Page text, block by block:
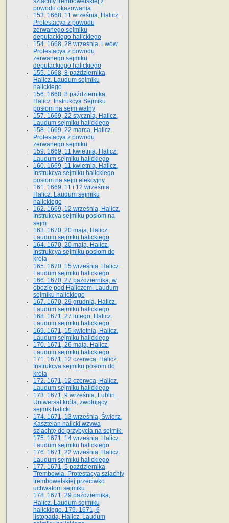
powodu okazowania
153. 1668, 11 września, Halicz.
Protestacya z powodu
zerwanego sejmiku
deputackiego halickiego
154. 1668, 28 września, Lwów.
Protestacya z powodu
zerwanego sejmiku
deputackiego halickiego
155. 1668, 8 października,
Halicz. Laudum sejmiku
halickiego
156. 1668, 8 października,
Halicz. Instrukcya Sejmiku
posłom na sejm walny
157. 1669, 22 stycznia, Halicz.
Laudum sejmiku halickiego
158. 1669, 22 marca, Halicz.
Protestacya z powodu
zerwanego sejmiku
159. 1669, 11 kwietnia, Halicz.
Laudum sejmiku halickiego
160. 1669, 11 kwietnia, Halicz.
Instrukcya sejmiku halickiego
posłom na sejm elekcyjny
161. 1669, 11 i 12 września,
Halicz. Laudum sejmiku
halickiego
162. 1669, 12 września, Halicz.
Instrukcya sejmiku posłom na
sejm
163. 1670, 20 maja, Halicz.
Laudum sejmiku halickiego
164. 1670, 20 maja, Halicz.
Instrukcya sejmiku posłom do
króla
165. 1670, 15 września, Halicz.
Laudum sejmiku halickiego
166. 1670, 27 października, w
obozie pod Haliczem. Laudum
sejmiku halickiego
167. 1670, 29 grudnia, Halicz.
Laudum sejmiku halickiego
168. 1671, 27 lutego, Halicz.
Laudum sejmiku halickiego
169. 1671, 15 kwietnia, Halicz.
Laudum sejmiku halickiego
170. 1671, 26 maja, Halicz.
Laudum sejmiku halickiego
171. 1671, 12 czerwca, Halicz.
Instrukcya sejmiku posłom do
króla
172. 1671, 12 czerwca, Halicz.
Laudum sejmiku halickiego
173. 1671, 9 września, Lublin.
Uniwersał króla, zwołujący
sejmik halicki
174. 1671, 13 września, Świerz.
Kasztelan halicki wzywa
szlachtę do przybycia na sejmik.
175. 1671, 14 września, Halicz.
Laudum sejmiku halickiego
176. 1671, 22 września, Halicz.
Laudum sejmiku halickiego
177. 1671, 5 października,
Trembowla. Protestacya szlachty
trembowelskiej przeciwko
uchwałom sejmiku
178. 1671, 29 października,
Halicz. Laudum sejmiku
halickiego. 179. 1671, 6
listopada, Halicz. Laudum